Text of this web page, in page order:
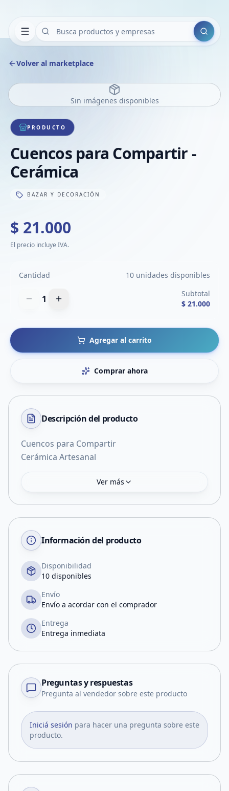
Buscar
Volver al marketplace
Sin imágenes disponibles
PRODUCTO
Cuencos para Compartir -
Cerámica
BAZAR Y DECORACIÓN
$ 21.000
El precio incluye IVA.
Cantidad 10 unidades disponibles
1
Subtotal
$ 21.000
Agregar al carrito
Comprar ahora
Descripción del producto
Cuencos para Compartir
Ver más
Información del producto
Disponibilidad
10 disponibles
Envío
Envío a acordar con el comprador
Entrega
Entrega inmediata
Preguntas y respuestas
Pregunta al vendedor sobre este producto
Iniciá sesión para hacer una pregunta sobre este
producto.